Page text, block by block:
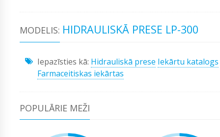
MODELIS: HIDRAULISKĀ PRESE LP-300
Iepazīsties kā: Hidrauliskā prese Iekārtu katalogs
Farmaceitiskas iekārtas
POPULĀRIE MEŽI